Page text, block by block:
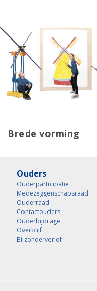
Brede vorming
Ouders
Ouderparticipatie
Medezeggenschapsraad
Ouderraad
Contactouders
Ouderbijdrage
Overblijf
Bijzonderverlof